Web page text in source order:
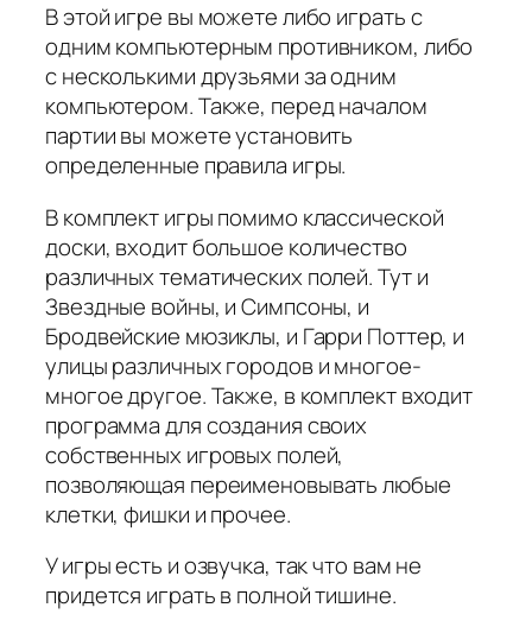
В этой игре вы можете либо играть с
одним компьютерным противником, либо
с несколькими друзьями за одним
компьютером. Также, перед началом
партии вы можете установить
определенные правила игры.
В комплект игры помимо классической
доски, входит большое количество
различных тематических полей. Тут и
Звездные войны, и Симпсоны, и
Бродвейские мюзиклы, и Гарри Поттер, и
улицы различных городов и многое-
многое другое. Также, в комплект входит
программа для создания своих
собственных игровых полей,
позволяющая переименовывать любые
клетки, фишки и прочее.
У игры есть и озвучка, так что вам не
придется играть в полной тишине.